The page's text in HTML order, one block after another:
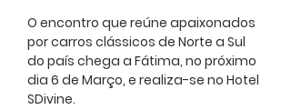
O encontro que reúne apaixonados
por carros clássicos de Norte a Sul
do país chega a Fátima, no próximo
dia 6 de Março, e realiza-se no Hotel
SDivine.